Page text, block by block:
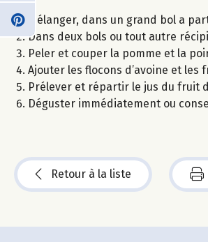
Mélanger, dans un grand bol a
Dans deux bols ou tout autre
Peler et couper la pomme et la
Ajouter les flocons d’avoine et les
Prélever et répartir le jus du fruit
Déguster immédiatement ou
Retour à la liste